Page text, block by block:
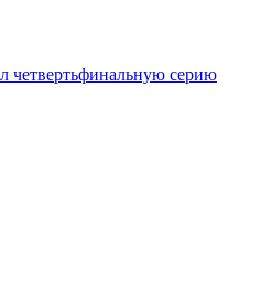
четвертьфинальную серию